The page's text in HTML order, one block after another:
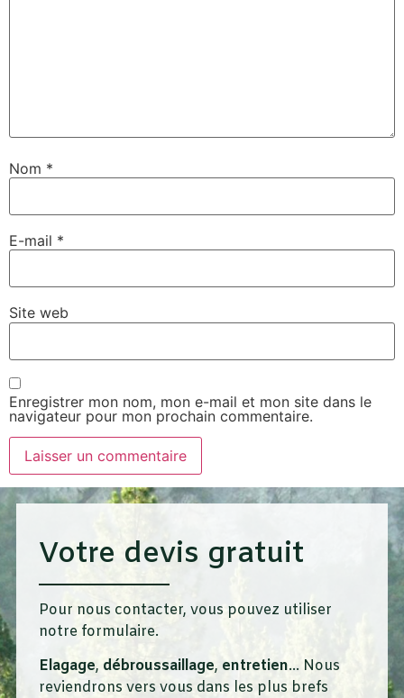
Nom *
E-mail *
Site web
Enregistrer mon nom, mon e-mail et mon site dans le
navigateur pour mon prochain commentaire.
Votre devis gratuit
Pour nous contacter, vous pouvez utiliser
notre formulaire.
Elagage, débroussaillage, entretien… Nous
reviendrons vers vous dans les plus brefs